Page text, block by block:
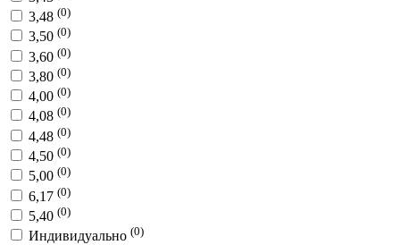
3,48 (0)
3,50 (0)
3,60 (0)
3,80 (0)
4,00 (0)
4,08 (0)
4,48 (0)
4,50 (0)
5,00 (0)
6,17 (0)
5,40 (0)
Индивидуально (0)